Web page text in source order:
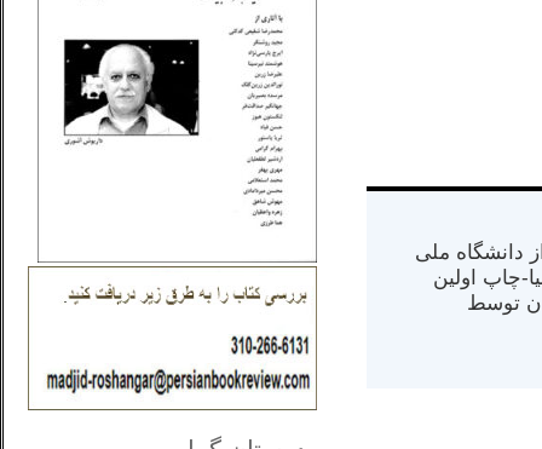
از دانشگاه ملی
در کالیفرنیا-چاپ اولین
در سال ۱۳۸۴ در ایران توسط